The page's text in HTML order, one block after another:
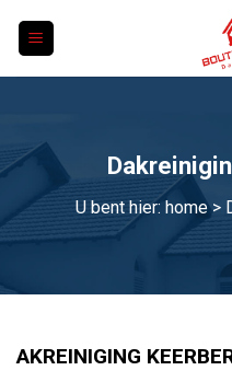
U bent hier: home>
AKREINIGING